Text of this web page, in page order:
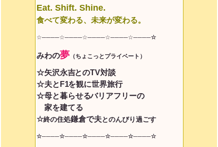
Eat. Shift. Shine.
食べて変わる、未来が変わる。
☆────☆────☆────☆────☆────☆
みわの夢（ちょこっとプライベート）
☆矢沢永吉とのTV対談
☆夫とF1を観に世界旅行
☆母と暮らせるバリアフリーの
家を建てる
☆終の住処鎌倉で夫とのんびり過ごす
☆────☆────☆────☆────☆────☆